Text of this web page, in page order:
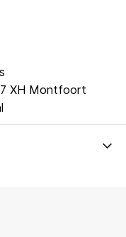
XH Montfoort